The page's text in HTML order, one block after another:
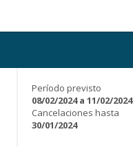
Período previsto
08/02/2024 a 11/02/2024
Cancelaciones hasta
30/01/2024